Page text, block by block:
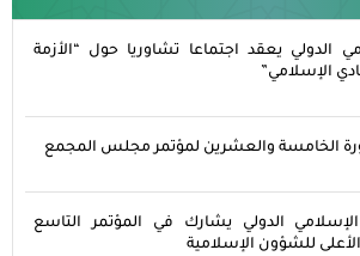
الدولي يعقد اجتماعا تشاوريا حول “الأزمة
الإسلامي”
الخامسة والعشرين لمؤتمر مجلس المجمع
الدولي يشارك في المؤتمر التاسع
للشؤون الإسلامية